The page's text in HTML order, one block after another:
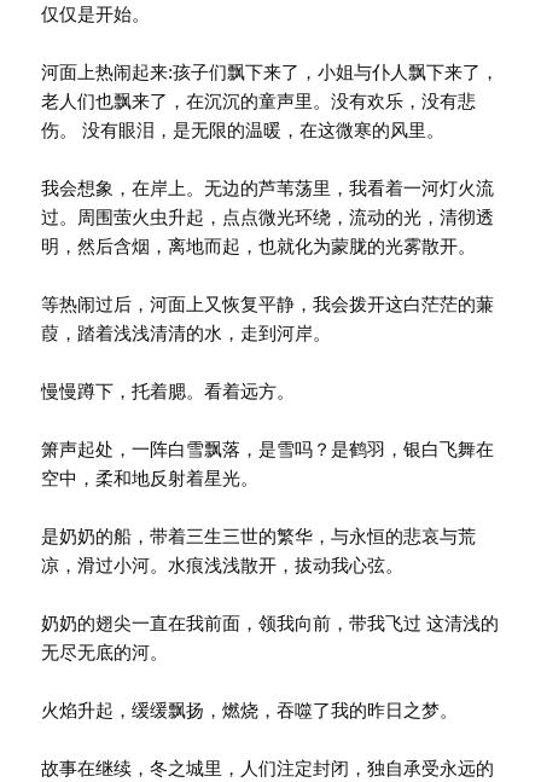
仅仅是开始。
河面上热闹起来:孩子们飘下来了，小姐与仆人飘下来了，
老人们也飘来了，在沉沉的童声里。没有欢乐，没有悲
伤。 没有眼泪，是无限的温暖，在这微寒的风里。
我会想象，在岸上。无边的芦苇荡里，我看着一河灯火流
过。周围萤火虫升起，点点微光环绕，流动的光，清彻透
明，然后含烟，离地而起，也就化为蒙胧的光雾散开。
等热闹过后，河面上又恢复平静，我会拨开这白茫茫的蒹
葭，踏着浅浅清清的水，走到河岸。
慢慢蹲下，托着腮。看着远方。
箫声起处，一阵白雪飘落，是雪吗？是鹤羽，银白飞舞在
空中，柔和地反射着星光。
是奶奶的船，带着三生三世的繁华，与永恒的悲哀与荒
凉，滑过小河。水痕浅浅散开，拔动我心弦。
奶奶的翅尖一直在我前面，领我向前，带我飞过 这清浅的
无尽无底的河。
火焰升起，缓缓飘扬，燃烧，吞噬了我的昨日之梦。
故事在继续，冬之城里，人们注定封闭，独自承受永远的